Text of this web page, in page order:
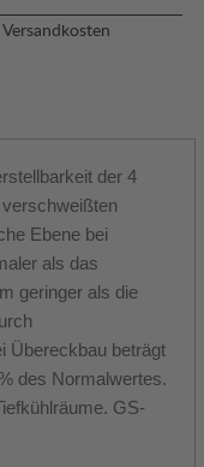
Versandkosten
der 4
Ebene bei
als das
geringer als die
Übereckbau beträgt
des Normalwertes.
GS-